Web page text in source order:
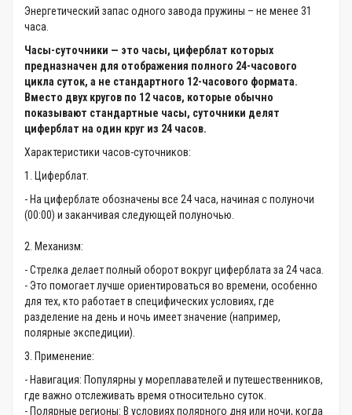
Энергетический запас одного завода пружины – не менее 31
часа.
Часы-суточники — это часы, циферблат которых
предназначен для отображения полного 24-часового
цикла суток, а не стандартного 12-часового формата.
Вместо двух кругов по 12 часов, которые обычно
показывают стандартные часы, суточники делят
циферблат на один круг из 24 часов.
Характеристики часов-суточников:
1. Циферблат.
- На циферблате обозначены все 24 часа, начиная с полуночи
(00:00) и заканчивая следующей полуночью.
2. Механизм:
- Стрелка делает полный оборот вокруг циферблата за 24 часа.
- Это помогает лучше ориентироваться во времени, особенно
для тех, кто работает в специфических условиях, где
разделение на день и ночь имеет значение (например,
полярные экспедиции).
3. Применение:
- Навигация: Популярны у мореплавателей и путешественников,
где важно отслеживать время относительно суток.
- Полярные регионы: В условиях полярного дня или ночи, когда